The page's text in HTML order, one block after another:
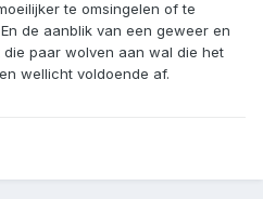
te omsingelen of te
de aanblik van een geweer en
paar wolven aan wal die het
wellicht voldoende af.